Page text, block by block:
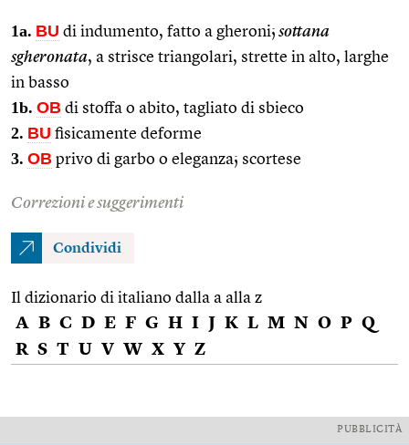
1a. BU di indumento, fatto a gheroni; sottana
sgheronata, a strisce triangolari, strette in alto, larghe
in basso
1b. OB di stoffa o abito, tagliato di sbieco
2. BU fisicamente deforme
3. OB privo di garbo o eleganza; scortese
Correzioni e suggerimenti
Condividi
Il dizionario di italiano dalla a alla z
A B C D E F G H I J K L M N O P Q
R S T U V W X Y Z
PUBBLICITÀ